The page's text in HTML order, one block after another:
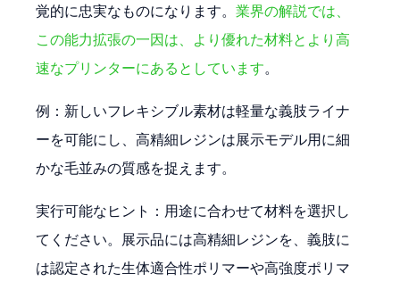
覚的に忠実なものになります。業界の解説では、
この能力拡張の一因は、より優れた材料とより高
速なプリンターにあるとしています。
例：新しいフレキシブル素材は軽量な義肢ライナ
ーを可能にし、高精細レジンは展示モデル用に細
かな毛並みの質感を捉えます。
実行可能なヒント：用途に合わせて材料を選択し
てください。展示品には高精細レジンを、義肢に
は認定された生体適合性ポリマーや高強度ポリマ